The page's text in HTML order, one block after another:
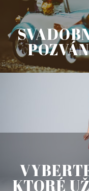
KTORÉ